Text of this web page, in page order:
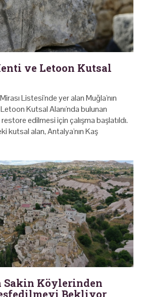
ve Letoon Kutsal
Listesi'nde yer alan Muğla'nın
Kutsal Alanı'nda bulunan
edilmesi için çalışma başlatıldı.
kutsal alan, Antalya'nın Kaş
Sakin Köylerinden
Bekliyor